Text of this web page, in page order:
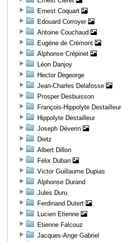
Ernest Coquart
Edouard Corroyer
Antoine Couchaud
Eugène de Crémont
Alphonse Crépinet
Léon Danjoy
Hector Degeorge
Jean-Charles Delafosse
Prosper Desbuisson
François-Hippolyte Destailleur
Hippolyte Destailleur
Joseph Déverin
Dietz
Albert Dillon
Félix Duban
Victor Guillaume Dupias
Alphonse Durand
Jules Duru
Ferdinand Dutert
Lucien Etienne
Etienne Falcouz
Jacques-Ange Gabriel